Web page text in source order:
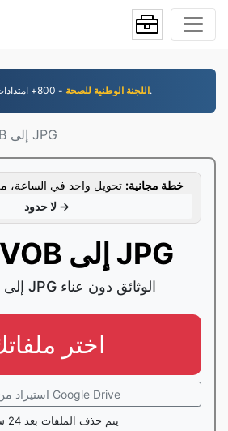
6- اللجنة الوطنية للصحة- 800+ امتدادات النطاقات.
VOB إلى JPG
خطة مجانية: تحويل واحد في
لا حدود →
يتحول VOB إلى JPG
حوّل VOB إلى JPG الوثائق دون عناء
اختر
استيراد من Google Drive
*يتم حذف الملفات بعد 24 ساعة